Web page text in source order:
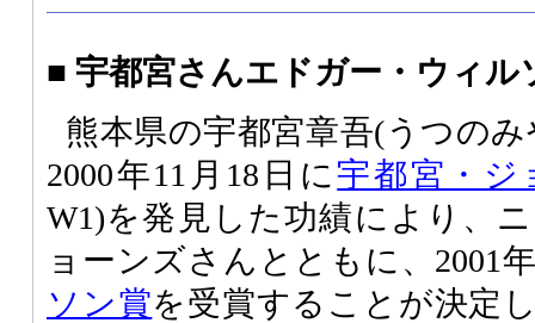
■ 宇都宮さんエドガー・ウィル
熊本県の宇都宮章吾(うつの
2000年11月18日に 宇都宮・ジ
W1)を発見した功績により、
ョーンズさんとともに、2001
ソン賞を受賞することが決定